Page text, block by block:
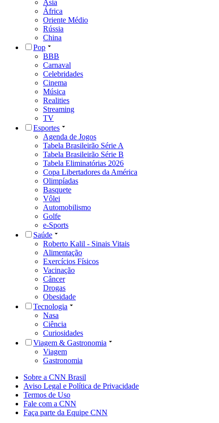
Ásia
África
Oriente Médio
Rússia
China
Pop
BBB
Carnaval
Celebridades
Cinema
Música
Realities
Streaming
TV
Esportes
Agenda de Jogos
Tabela Brasileirão Série A
Tabela Brasileirão Série B
Tabela Eliminatórias 2026
Copa Libertadores da América
Olimpíadas
Basquete
Vôlei
Automobilismo
Golfe
e-Sports
Saúde
Roberto Kalil - Sinais Vitais
Alimentação
Exercícios Físicos
Vacinação
Câncer
Drogas
Obesidade
Tecnologia
Nasa
Ciência
Curiosidades
Viagem & Gastronomia
Viagem
Gastronomia
Sobre a CNN Brasil
Aviso Legal e Política de Privacidade
Termos de Uso
Fale com a CNN
Faça parte da Equipe CNN